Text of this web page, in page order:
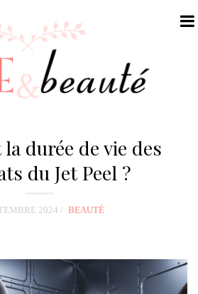
durée de vie des
du Jet Peel ?
2024 BEAUTÉ